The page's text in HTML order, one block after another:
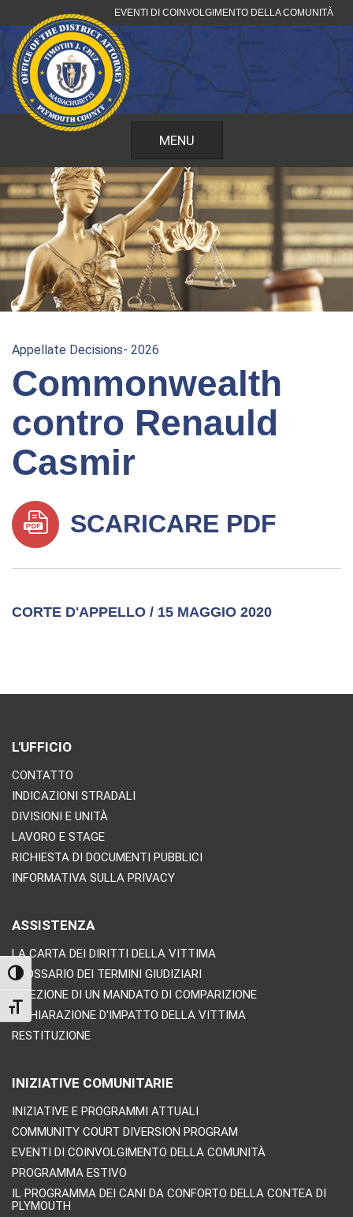
TOGGLE HIGH CONTRAST
TOGGLE FONT SIZE
al
contenuto
EVENTI DI COINVOLGIMENTO DELLA COMUNITÀ
MENU
Appellate Decisions- 2026
Commonwealth
contro Renauld
Casmir
SCARICARE PDF
CORTE D'APPELLO / 15 MAGGIO 2020
L'UFFICIO
CONTATTO
INDICAZIONI STRADALI
DIVISIONI E UNITÀ
LAVORO E STAGE
RICHIESTA DI DOCUMENTI PUBBLICI
INFORMATIVA SULLA PRIVACY
ASSISTENZA
LA CARTA DEI DIRITTI DELLA VITTIMA
GLOSSARIO DEI TERMINI GIUDIZIARI
RICEZIONE DI UN MANDATO DI COMPARIZIONE
DICHIARAZIONE D'IMPATTO DELLA VITTIMA
RESTITUZIONE
INIZIATIVE COMUNITARIE
INIZIATIVE E PROGRAMMI ATTUALI
COMMUNITY COURT DIVERSION PROGRAM
EVENTI DI COINVOLGIMENTO DELLA COMUNITÀ
PROGRAMMA ESTIVO
IL PROGRAMMA DEI CANI DA CONFORTO DELLA CONTEA DI
PLYMOUTH